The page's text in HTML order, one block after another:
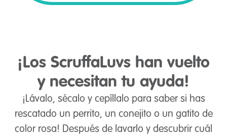
¡Los ScruffaLuvs han vuelto
y necesitan tu ayuda!
¡Lávalo, sécalo y cepíllalo para saber si has
rescatado un perrito, un conejito o un gatito de
color rosa! Después de lavarlo y descubrir cuál